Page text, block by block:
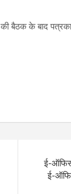
के बाद पत्रकार-
ई-ऑफिस
ई-